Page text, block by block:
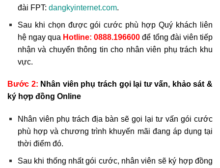
đài FPT: dangkyinternet.com.
Sau khi chọn được gói cước phù hợp Quý khách liên
hệ ngay qua Hotline:0888.196600 để tổng đài viên tiếp
nhận và chuyển thông tin cho nhân viên phụ trách khu
vực.
Bước 2: Nhân viên phụ trách gọi lại tư vấn, khảo sát &
ký hợp đồng Online
Nhân viên phụ trách địa bàn sẽ gọi lại tư vấn gói cước
phù hợp và chương trình khuyến mãi đang áp dụng tại
thời điểm đó.
Sau khi thống nhất gói cước, nhân viên sẽ ký hợp đồng